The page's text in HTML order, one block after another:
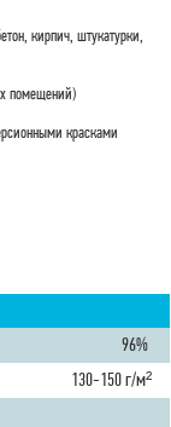
кирпич, штукатурки,
помещений)
красками
96%
130-150 г/м²